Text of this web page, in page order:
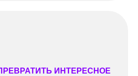
ИНТЕРЕСНОЕ